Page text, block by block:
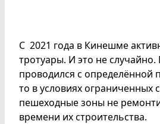
С 2021 года в Кинешме
тротуары. И это не
проводился с определённой
то в условиях ограниченных
пешеходные зоны не
времени их строительства.